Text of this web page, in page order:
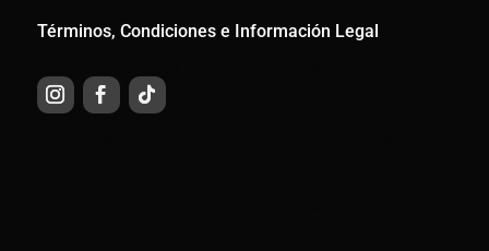
Términos, Condiciones e Información Legal